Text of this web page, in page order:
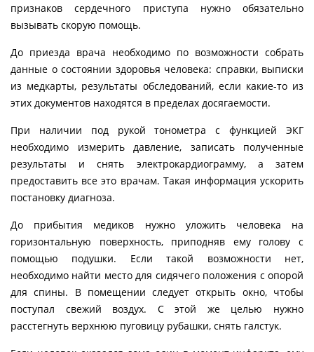
признаков сердечного приступа нужно обязательно
вызывать скорую помощь.
До приезда врача необходимо по возможности собрать
данные о состоянии здоровья человека: справки, выписки
из медкарты, результаты обследований, если какие-то из
этих документов находятся в пределах досягаемости.
При наличии под рукой тонометра с функцией ЭКГ
необходимо измерить давление, записать полученные
результаты и снять электрокардиограмму, а затем
предоставить все это врачам. Такая информация ускорить
постановку диагноза.
До прибытия медиков нужно уложить человека на
горизонтальную поверхность, приподняв ему голову с
помощью подушки. Если такой возможности нет,
необходимо найти место для сидячего положения с опорой
для спины. В помещении следует открыть окно, чтобы
поступал свежий воздух. С этой же целью нужно
расстегнуть верхнюю пуговицу рубашки, снять галстук.